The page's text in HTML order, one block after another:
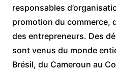
responsables
promotion du commerce,
des entrepreneurs. Des
sont venus du monde
Brésil, du Cameroun au